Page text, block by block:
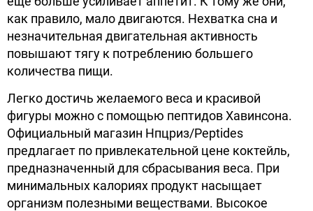
как правило, мало двигаются. Нехватка сна и
незначительная двигательная активность
повышают тягу к потреблению большего
количества пищи.
Легко достичь желаемого веса и красивой
фигуры можно с помощью пептидов Хавинсона.
Официальный магазин Нпцриз/Peptides
предлагает по привлекательной цене коктейль,
предназначенный для сбрасывания веса. При
минимальных калориях продукт насыщает
организм полезными веществами. Высокое